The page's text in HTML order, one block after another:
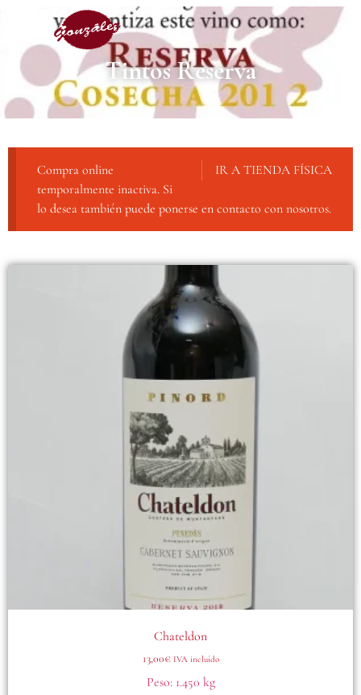
Tintos Reserva
IR A TIENDA FÍSICA
Compra online
temporalmente inactiva. Si
lo desea también puede ponerse en contacto con nosotros.
Chateldon
13,00€ IVA incluído
Peso:1.450 kg